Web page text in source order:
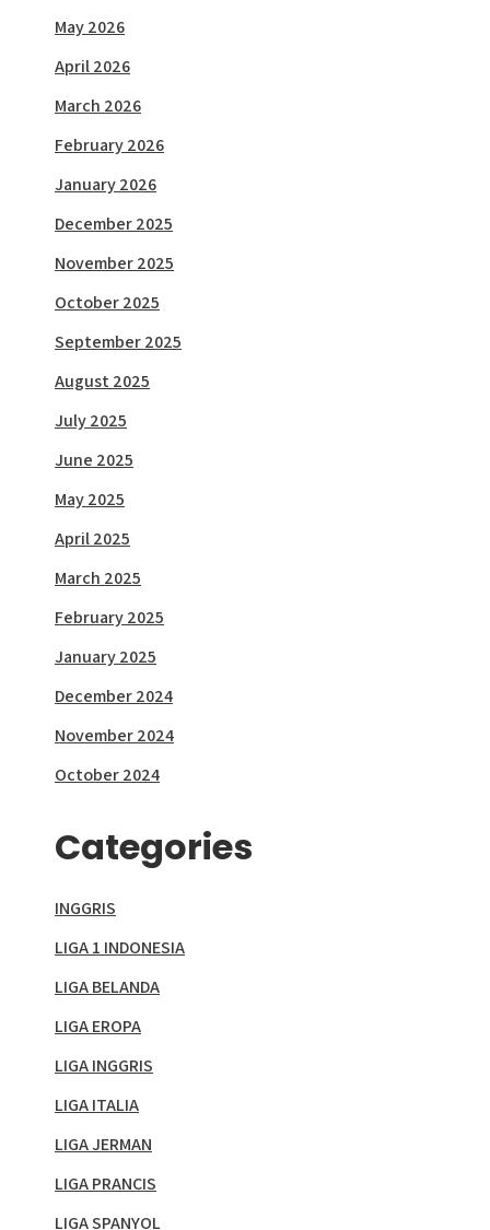
May 2026
April 2026
March 2026
February 2026
January 2026
December 2025
November 2025
October 2025
September 2025
August 2025
July 2025
June 2025
May 2025
April 2025
March 2025
February 2025
January 2025
December 2024
November 2024
October 2024
Categories
INGGRIS
LIGA 1 INDONESIA
LIGA BELANDA
LIGA EROPA
LIGA INGGRIS
LIGA ITALIA
LIGA JERMAN
LIGA PRANCIS
LIGA SPANYOL